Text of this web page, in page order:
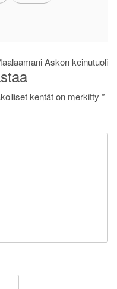
Askon keinutuoli
kentät on merkitty *